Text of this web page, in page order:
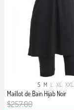
S M L XL XXL
Maillot de Bain Hijab Noir
$257.00